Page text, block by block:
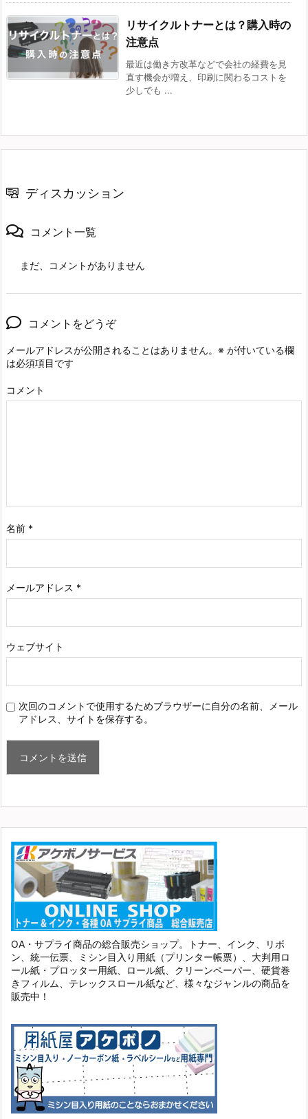
リサイクルトナーとは？購入時の
注意点
最近は働き方改革などで会社の経費を見
直す機会が増え、印刷に関わるコストを
少しでも ...
ディスカッション
コメント一覧
まだ、コメントがありません
コメントをどうぞ
メールアドレスが公開されることはありません。 ※ が付いている欄
は必須項目です
コメント
名前 *
メールアドレス *
ウェブサイト
次回のコメントで使用するためブラウザーに自分の名前、メール
アドレス、サイトを保存する。
OA・サプライ商品の総合販売ショップ。トナー、インク、リボ
ン、統一伝票、ミシン目入り用紙（プリンター帳票）、大判用ロ
ール紙・プロッター用紙、ロール紙、クリーンペーパー、硬貨巻
きフィルム、テレックスロール紙など、様々なジャンルの商品を
販売中！